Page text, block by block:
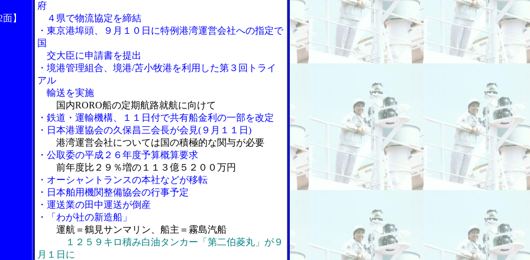
】
府
４県で物流協定を締結
・東京港埠頭、９月１０日に特例港湾運営会社への指定で
国
交大臣に申請書を提出
・境港管理組合、境港/苫小牧港を利用した第３回トライ
アル
輸送を実施
国内RORO船の定期航路就航に向けて
・鉄道・運輸機構、１１日付で共有船金利の一部を改定
・日本港運協会の久保昌三会長が会見(９月１１日)
港湾運営会社については国の積極的な関与が必要
・公取委の平成２６年度予算概算要求
前年度比２９％増の１１３億５２００万円
・オーシャントランスの本社などが移転
・日本舶用機関整備協会の行事予定
・運送業の田中運送が倒産
・「わが社の新造船」
運航＝鶴見サンマリン、船主＝霧島汽船
１２５９キロ積み白油タンカー「第二伯菱丸」が９
月１日に